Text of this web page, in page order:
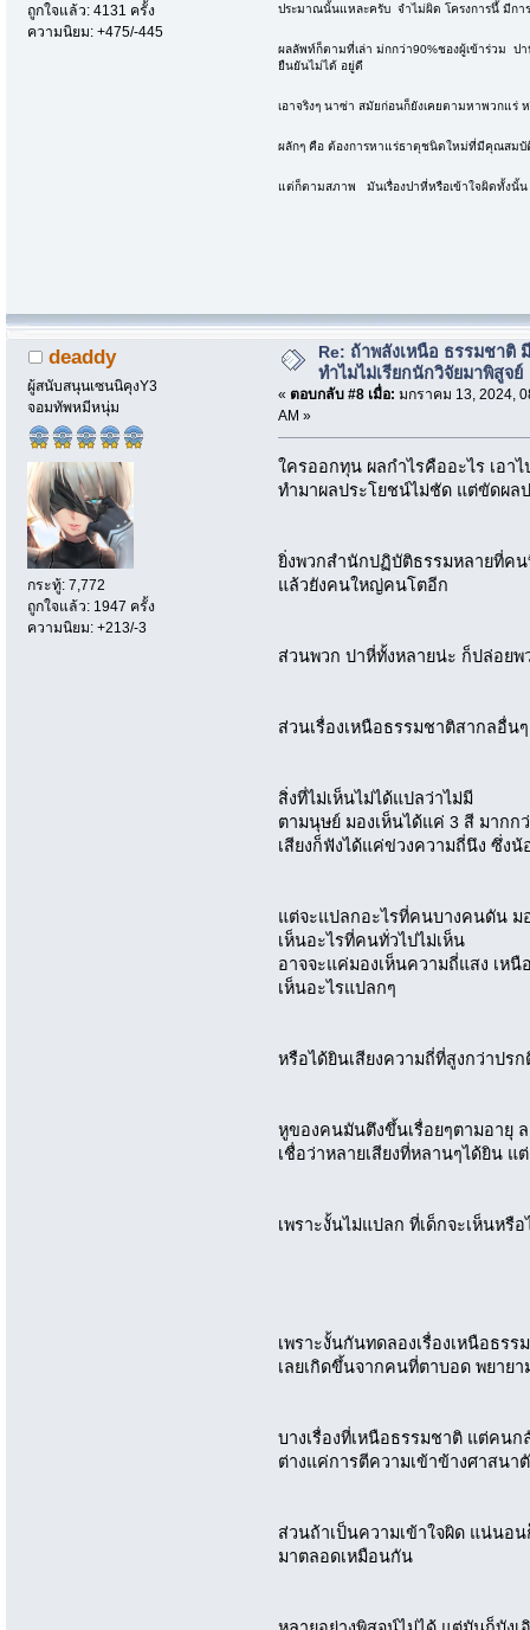
ถูกใจแล้ว: 4131 ครั้ง
ความนิยม: +475/-445
ประมาณนั้นแหละครับ จำไม่ผิด โครงการนึ้ มีกา
ผลลัพท์ก็ตามที่เล่า ม่กกว่า90%ชองผู้เข้าร่วม ป
ยืนยันไม่ได้ อยู่ดี
เอาจริงๆ นาซ่า สมัยก่อนก็ยังเคยตามหาพวกแร่
ผลักๆ คือ ต้องการหาแร่ธาตุชนิดใหม่ที่มีคุณสมบั
แต่ก็ตามสภาพ มันเรื่องปาหี่หรือเข้าใจผิดทั้งนั้น
deaddy
ผู้สนับสนุนเซนนิคุงY3
จอมทัพหมีหนุ่ม
กระทู้: 7,772
ถูกใจแล้ว: 1947 ครั้ง
ความนิยม: +213/-3
Re: ถ้าพลังเหนือ ธรรมชาติ
ทำไมไม่เรียกนักวิจัยมาพิสูจย์
« ตอบกลับ #8 เมื่อ: มกราคม 13, 2024,
AM »
ใครออกทุน ผลกำไรคืออะไร เอา
ทำมาผลประโยชน์ไม่ชัด แต่ขัดผล
ยิ่งพวกสำนักปฏิบัติธรรมหลายที่คน
แล้วยังคนใหญ่คนโตอีก
ส่วนพวก ปาหี่ทั้งหลายน่ะ ก็ปล่อยพ
ส่วนเรื่องเหนือธรรมชาติสากลอื่นๆ
สิ่งที่ไม่เห็นไม่ได้แปลว่าไม่มี
ตามนุษย์ มองเห็นได้แค่ 3 สี มากก
เสียงก็ฟังได้แค่ข่วงความถี่นึง ซึ่งน้
แต่จะแปลกอะไรที่คนบางคนดัน ม
เห็นอะไรที่คนทั่วไปไม่เห็น
อาจจะแค่มองเห็นความถี่แสง เห
เห็นอะไรแปลกๆ
หรือได้ยินเสียงความถี่ที่สูงกว่าปร
หูของคนมันตึงขึ้นเรื่อยๆตามอายุ
เชื่อว่าหลายเสียงที่หลานๆได้ยิน แต่
เพราะงั้นไม่แปลก ที่เด็กจะเห็นหรื
เพราะงั้นกันทดลองเรื่องเหนือธรร
เลยเกิดขึ้นจากคนที่ตาบอด พยายา
บางเรื่องที่เหนือธรรมชาติ แต่คน
ต่างแค่การตีความเข้าข้างศาสนาตั
ส่วนถ้าเป็นความเข้าใจผิด แน่นอ
มาตลอดเหมือนกัน